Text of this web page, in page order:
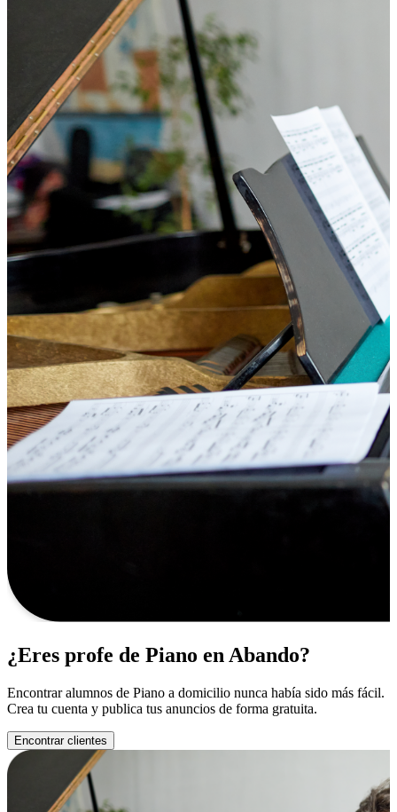
¿Eres profe de Piano en Abando?
Encontrar alumnos de Piano a domicilio nunca había sido más fácil.
Crea tu cuenta y publica tus anuncios de forma gratuita.
Encontrar clientes